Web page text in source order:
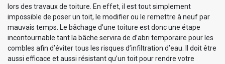
lors des travaux de toiture. En effet, il est tout simplement
impossible de poser un toit, le modifier ou le remettre à neuf par
mauvais temps. Le bâchage d’une toiture est donc une étape
incontournable tant la bâche servira de d’abri temporaire pour les
combles afin d’éviter tous les risques d’infiltration d’eau. Il doit être
aussi efficace et aussi résistant qu’un toit pour rendre votre